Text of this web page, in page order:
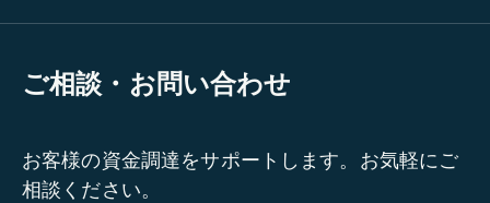
ご相談・お問い合わせ
お客様の資金調達をサポートします。お気軽にご
相談ください。